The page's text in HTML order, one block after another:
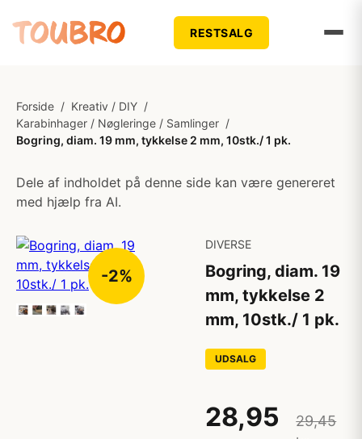
RESTSALG
Forside / Kreativ / DIY /
Karabinhager / Nøgleringe / Samlinger /
Bogring, diam. 19 mm, tykkelse 2 mm, 10stk./ 1 pk.
Dele af indholdet på denne side kan være genereret
med hjælp fra AI.
-2%
DIVERSE
Bogring, diam. 19
mm, tykkelse 2
mm, 10stk./ 1 pk.
UDSALG
28,95
29,45